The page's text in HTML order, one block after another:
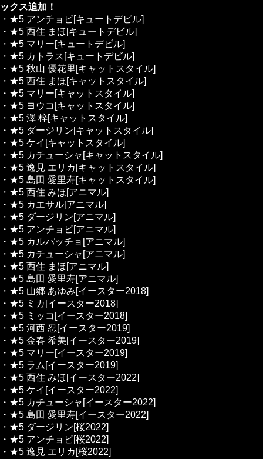
ックス追加！
・★5 アンチョビ[キュートデビル]
・★5 西住 まほ[キュートデビル]
・★5 マリー[キュートデビル]
・★5 カトラス[キュートデビル]
・★5 秋山 優花里[キャットスタイル]
・★5 西住 まほ[キャットスタイル]
・★5 マリー[キャットスタイル]
・★5 ヨウコ[キャットスタイル]
・★5 澤 梓[キャットスタイル]
・★5 ダージリン[キャットスタイル]
・★5 ケイ[キャットスタイル]
・★5 カチューシャ[キャットスタイル]
・★5 逸見 エリカ[キャットスタイル]
・★5 島田 愛里寿[キャットスタイル]
・★5 西住 みほ[アニマル]
・★5 カエサル[アニマル]
・★5 ダージリン[アニマル]
・★5 アンチョビ[アニマル]
・★5 カルパッチョ[アニマル]
・★5 カチューシャ[アニマル]
・★5 西住 まほ[アニマル]
・★5 島田 愛里寿[アニマル]
・★5 山郷 あゆみ[イースター2018]
・★5 ミカ[イースター2018]
・★5 ミッコ[イースター2018]
・★5 河西 忍[イースター2019]
・★5 金春 希美[イースター2019]
・★5 マリー[イースター2019]
・★5 ラム[イースター2019]
・★5 西住 みほ[イースター2022]
・★5 ケイ[イースター2022]
・★5 カチューシャ[イースター2022]
・★5 島田 愛里寿[イースター2022]
・★5 ダージリン[桜2022]
・★5 アンチョビ[桜2022]
・★5 逸見 エリカ[桜2022]